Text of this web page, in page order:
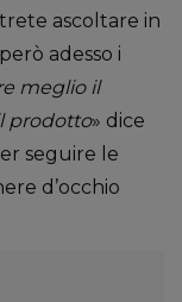
ascoltare in
adesso i
meglio il
prodotto» dice
seguire le
d’occhio